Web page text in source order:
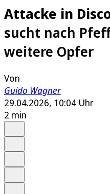
Attacke in
sucht nach
weitere Opfer
Von
Guido Wagner
29.04.2026, 10:04 Uhr
2 min